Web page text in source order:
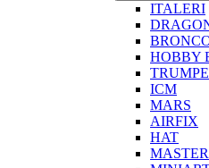
ITALERI
HOBBY
ICM
MARS
AIRFIX
HAT